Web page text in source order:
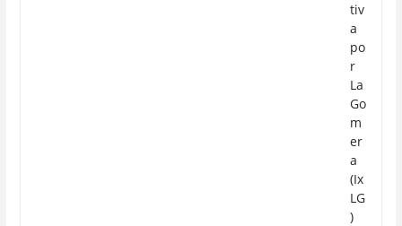
tiv
a
po
r
La
Go
m
er
a
(Ix
LG
)